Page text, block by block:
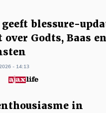
blessure-
over Godts, Baas en
- 14:13
in